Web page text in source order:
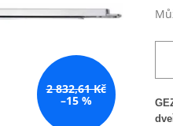
2 832,61 Kč
–15 %